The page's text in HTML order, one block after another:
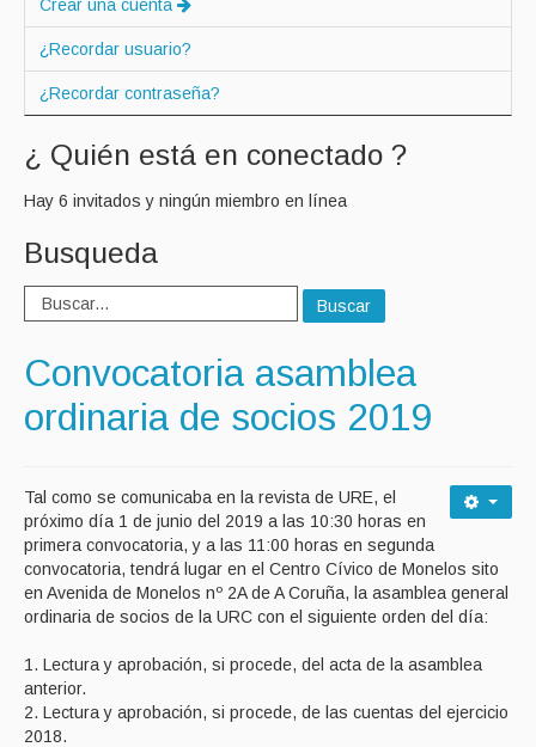
Crear una cuenta
¿Recordar usuario?
¿Recordar contraseña?
¿ Quién está en conectado ?
Hay 6 invitados y ningún miembro en línea
Busqueda
Buscar
Convocatoria asamblea
ordinaria de socios 2019
Tal como se comunicaba en la revista de URE, el
próximo día 1 de junio del 2019 a las 10:30 horas en
primera convocatoria, y a las 11:00 horas en segunda
convocatoria, tendrá lugar en el Centro Cívico de Monelos sito
en Avenida de Monelos nº 2A de A Coruña, la asamblea general
ordinaria de socios de la URC con el siguiente orden del día:
1. Lectura y aprobación, si procede, del acta de la asamblea
anterior.
2. Lectura y aprobación, si procede, de las cuentas del ejercicio
2018.